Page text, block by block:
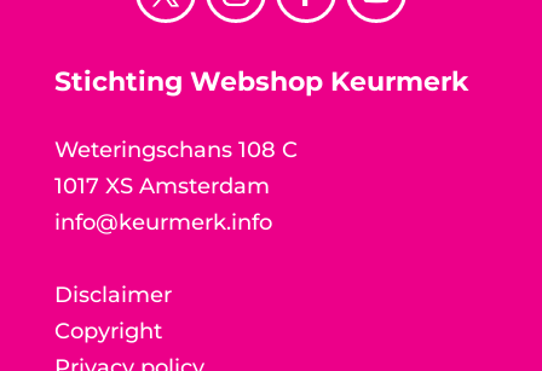
Stichting Webshop Keurmerk
Weteringschans 108 C
1017 XS Amsterdam
info@keurmerk.info
Disclaimer
Copyright